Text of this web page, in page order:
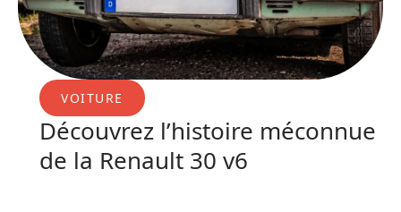
VOITURE
Découvrez l’histoire méconnue
de la Renault 30 v6